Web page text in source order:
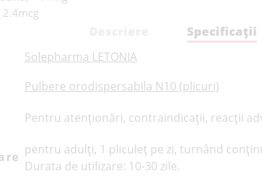
Specificații
Solepharma LETONIA
Pulbere orodispersabila N10 (plicuri)
Pentru atenționări, contraindicații, reacții
pentru adulți, 1 pliculeț pe zi, turnând
Durata de utilizare: 10-30 zile.